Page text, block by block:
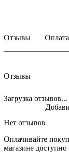
Отзывы Оплата
Отзывы
Загрузка отзывов...
Нет отзывов
Оплачивайте
магазине